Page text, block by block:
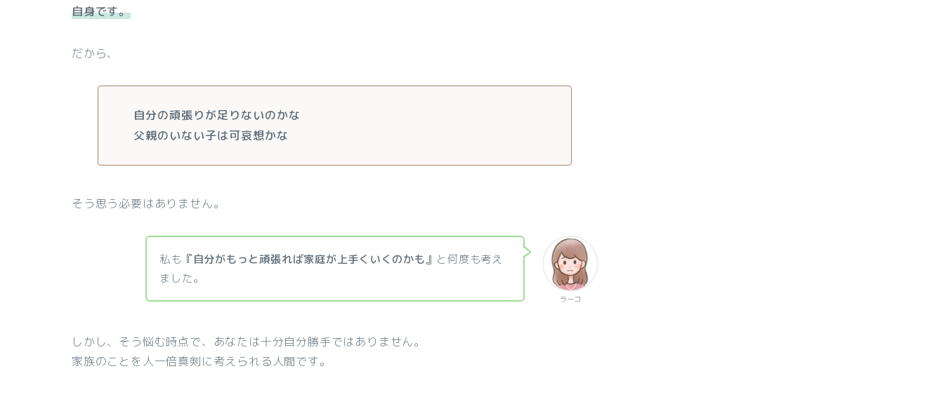
自身です。
だから、
自分の頑張りが足りないのかな
父親のいない子は可哀想かな
そう思う必要はありません。
ラーコ
私も 『自分がもっと頑張れば家庭が上手くいくのかも』 と何度も考え
ました。
しかし、そう悩む時点で、あなたは十分自分勝手ではありません。
家族のことを人一倍真剣に考えられる人間です。